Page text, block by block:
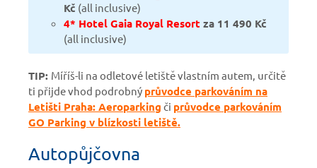
Kč (all inclusive)
4* Hotel Gaia Royal Resort za 11 490 Kč
(all inclusive)
TIP: Míříš-li na odletové letiště vlastním autem, určitě
ti přijde vhod podrobný průvodce parkováním na
Letišti Praha: Aeroparking či průvodce parkováním
GO Parking v blízkosti letiště.
Autopůjčovna